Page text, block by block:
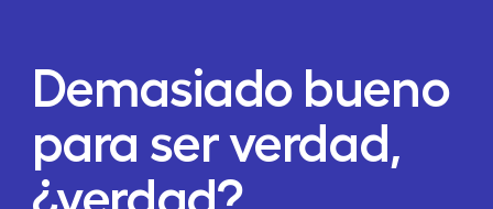
Demasiado bueno
para ser verdad,